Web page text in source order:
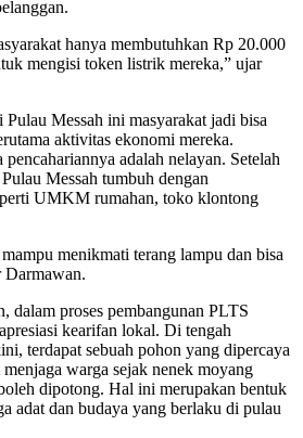
hanya membutuhkan Rp 20.000
mengisi token listrik mereka,” ujar
Messah ini masyarakat jadi bisa
aktivitas ekonomi mereka.
adalah nelayan. Setelah
Messah tumbuh dengan
UMKM rumahan, toko klontong
menikmati terang lampu dan bisa
Darmawan.
dalam proses pembangunan PLTS
kearifan lokal. Di tengah
terdapat sebuah pohon yang dipercaya
warga sejak nenek moyang
dipotong. Hal ini merupakan bentuk
adat dan budaya yang berlaku di pulau